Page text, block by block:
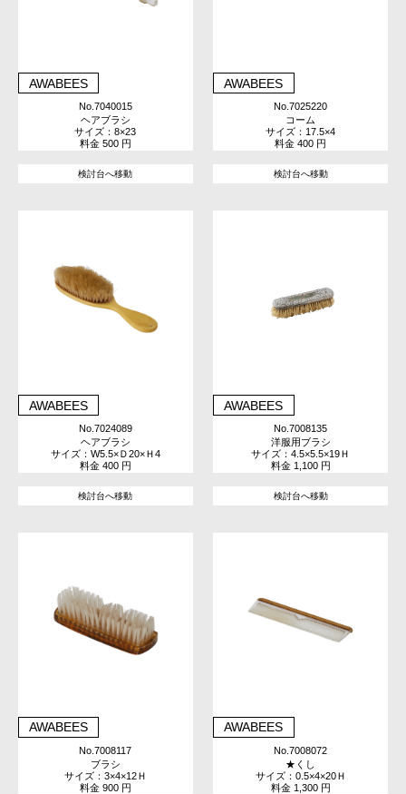
AWABEES
No.7040015
ヘアブラシ
サイズ：8×23
料金 500 円
検討台へ移動
AWABEES
No.7025220
コーム
サイズ：17.5×4
料金 400 円
検討台へ移動
AWABEES
No.7024089
ヘアブラシ
サイズ：W5.5×Ｄ20×Ｈ4
料金 400 円
検討台へ移動
AWABEES
No.7008135
洋服用ブラシ
サイズ：4.5×5.5×19Ｈ
料金 1,100 円
検討台へ移動
AWABEES
No.7008117
ブラシ
サイズ：3×4×12Ｈ
料金 900 円
AWABEES
No.7008072
★くし
サイズ：0.5×4×20Ｈ
料金 1,300 円